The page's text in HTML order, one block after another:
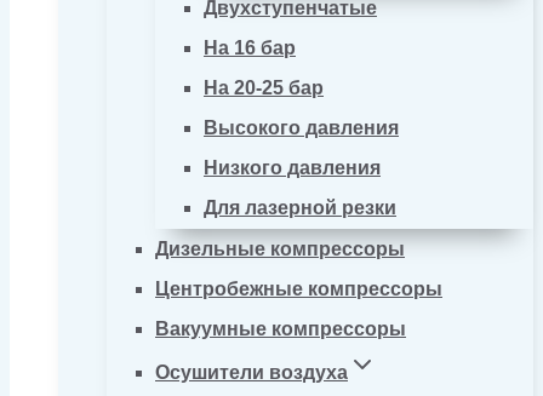
Двухступенчатые
На 16 бар
На 20-25 бар
Высокого давления
Низкого давления
Для лазерной резки
Дизельные компрессоры
Центробежные компрессоры
Вакуумные компрессоры
Осушители воздуха